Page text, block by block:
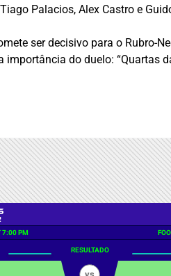
Palacios, Alex Castro e
ser decisivo para o Rubro-
importância do duelo: “Quartas